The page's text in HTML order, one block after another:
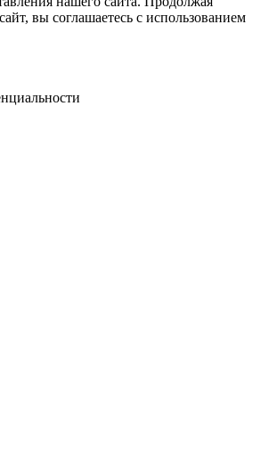
вы соглашаетесь с использованием